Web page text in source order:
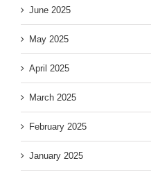
June 2025
May 2025
April 2025
March 2025
February 2025
January 2025